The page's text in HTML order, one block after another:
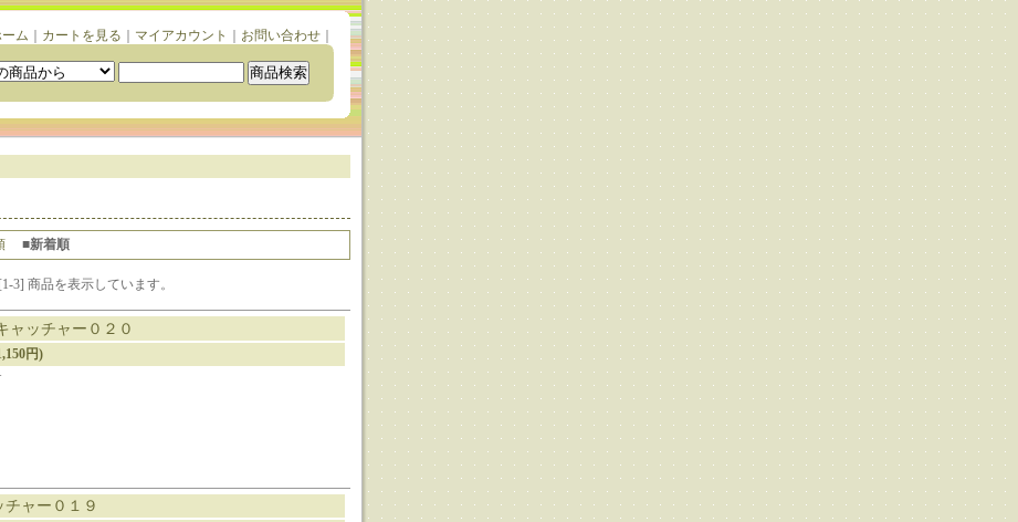
ム カートを見る マイアカウント お問い合わせ
■新着順
3] 商品を表示しています。
ャッチャー０２０
円)
ャー０１９